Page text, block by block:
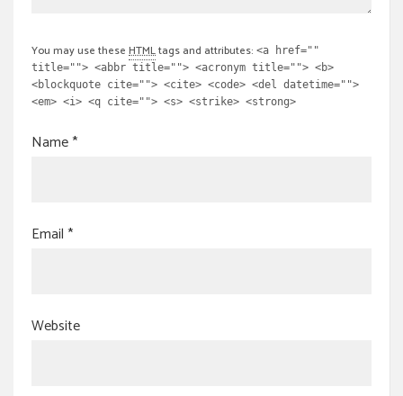
You may use these HTMLtags and attributes: <a href=""
title=""> <abbr title=""> <acronym title=""> <b>
<blockquote cite=""> <cite> <code> <del datetime="">
<em> <i> <q cite=""> <s> <strike> <strong>
Name*
Email*
Website